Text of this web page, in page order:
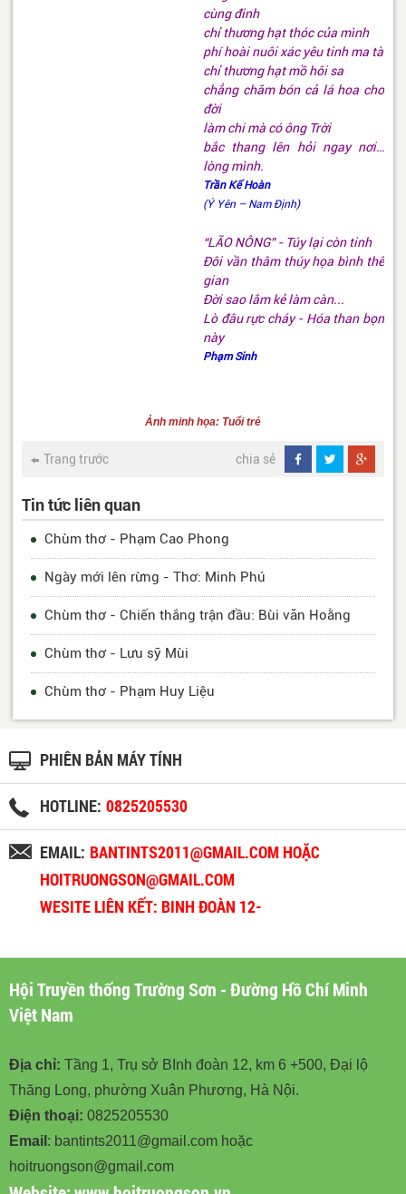
cùng đinh
chỉ thương hạt thóc của mình
phí hoài nuôi xác yêu tinh ma tà
chỉ thương hạt mồ hôi sa
chẳng chăm bón cả lá hoa cho
đời
làm chi mà có ông Trời
bắc thang lên hỏi ngay nơi…
lòng mình.
Trần Kế Hoàn
(Ý Yên – Nam Định)
“LÃO NÔNG” - Túy lại còn tinh
Đôi vần thâm thúy họa bình thế
gian
Đời sao lắm kẻ làm càn...
Lò đâu rực cháy - Hóa than bọn
này
Phạm Sinh
Ảnh minh họa: Tuổi trẻ
Trang trước chia sẻ
Tin tức liên quan
Chùm thơ - Phạm Cao Phong
Ngày mới lên rừng - Thơ: Minh Phú
Chùm thơ - Chiến thắng trận đầu: Bùi văn Hoằng
Chùm thơ - Lưu sỹ Mùi
Chùm thơ - Phạm Huy Liệu
PHIÊN BẢN MÁY TÍNH
HOTLINE: 0825205530
EMAIL: BANTINTS2011@GMAIL.COM HOẶC
HOITRUONGSON@GMAIL.COM
WESITE LIÊN KẾT: BINH ĐOÀN 12-
Hội Truyền thống Trường Sơn - Đường Hồ Chí Minh
Việt Nam
Địa chỉ: Tầng 1, Trụ sở BInh đoàn 12, km 6 +500, Đại lộ
Thăng Long, phường Xuân Phương, Hà Nội.
Điện thoại: 0825205530
Email : bantints2011@gmail.com hoặc
hoitruongson@gmail.com